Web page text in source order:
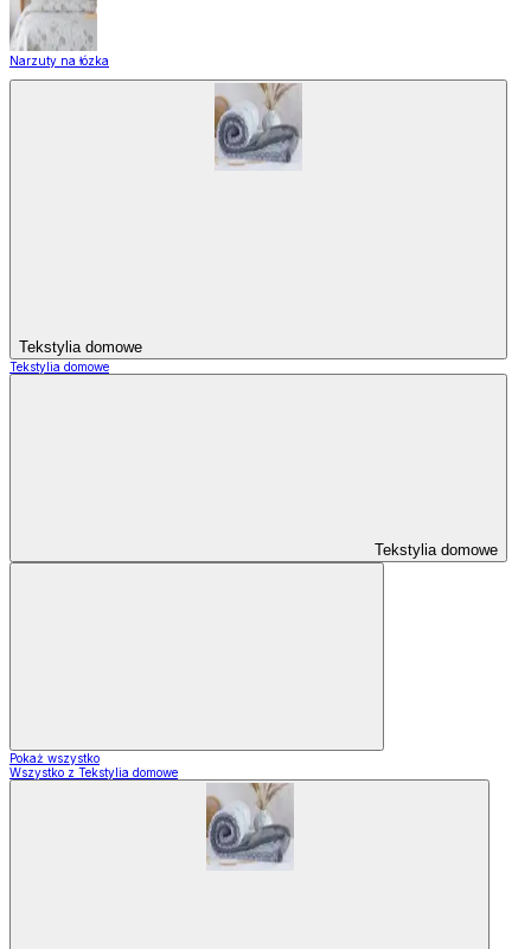
Narzuty na łózka
Tekstylia domowe
Tekstylia domowe
Tekstylia domowe
Pokaż wszystko
Wszystko z Tekstylia domowe